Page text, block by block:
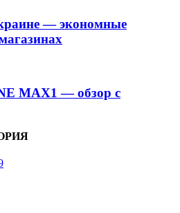
— экономные
MAX1 — обзор с